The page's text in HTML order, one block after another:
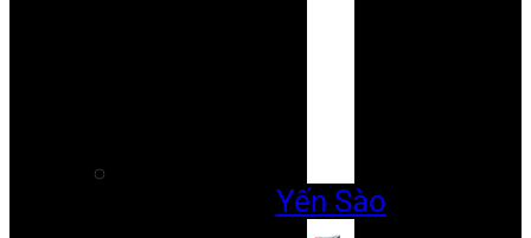
Yến Sào